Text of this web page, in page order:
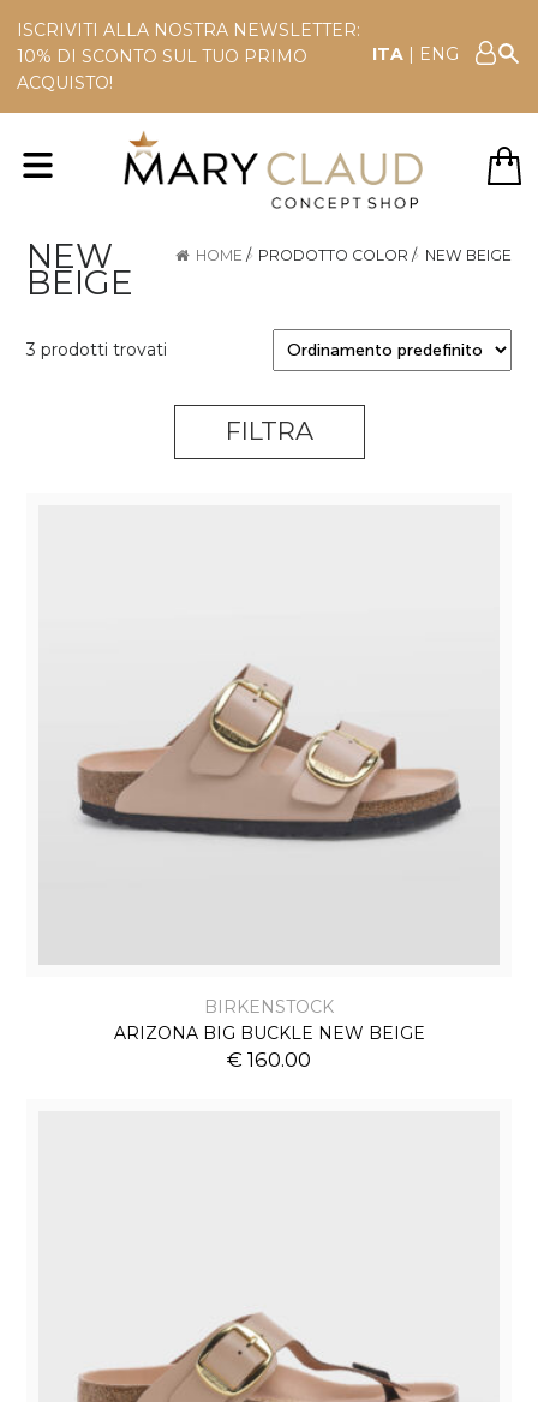
ISCRIVITI ALLA NOSTRA NEWSLETTER:
10% DI SCONTO SUL TUO PRIMO
ACQUISTO!
ITA | ENG
NEW
BEIGE
HOME / PRODOTTO COLOR / NEW BEIGE
3 prodotti trovati
FILTRA
BIRKENSTOCK
ARIZONA BIG BUCKLE NEW BEIGE
€ 160.00